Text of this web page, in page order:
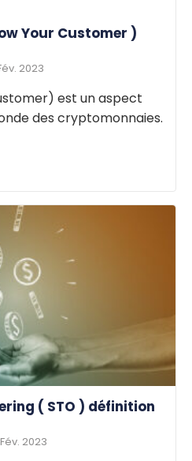
Your Customer )
2023
est un aspect
des cryptomonnaies.
( STO ) définition
2023